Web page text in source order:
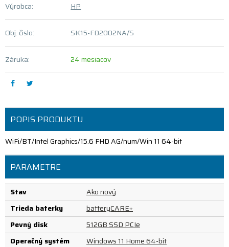
Výrobca: HP
Obj. čislo: SK15-FD2002NA/S
Záruka: 24 mesiacov
POPIS PRODUKTU
WiFi/BT/Intel Graphics/15.6 FHD AG/num/Win 11 64-bit
PARAMETRE
Stav
Ako nový
Trieda baterky
batteryCARE+
Pevný disk
512GB SSD PCIe
Operačný systém
Windows 11 Home 64-bit